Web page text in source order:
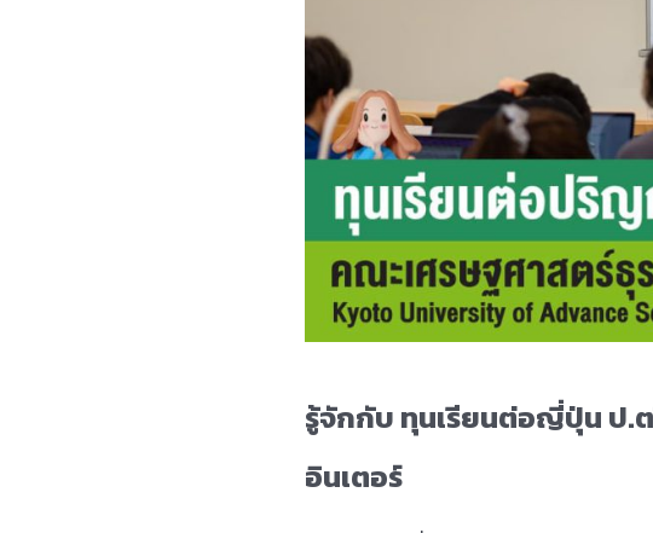
รู้จักกับ ทุนเรียนต่อญี่ปุ่น ป.
อินเตอร์